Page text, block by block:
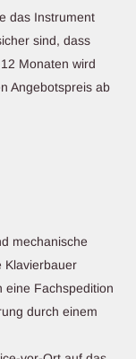
das Instrument
sind, dass
Monaten wird
Angebotspreis ab
mechanische
Klavierbauer
eine Fachspedition
durch einem